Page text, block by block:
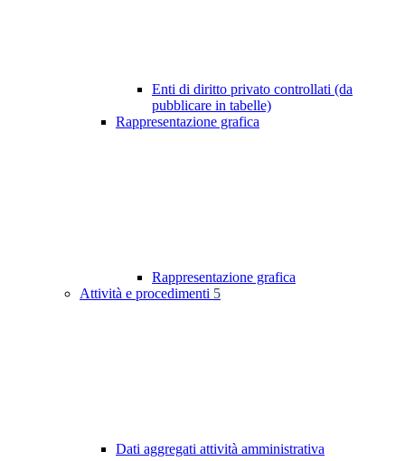
Enti di diritto privato controllati (da
pubblicare in tabelle)
Rappresentazione grafica
Rappresentazione grafica
Attività e procedimenti 5
Dati aggregati attività amministrativa